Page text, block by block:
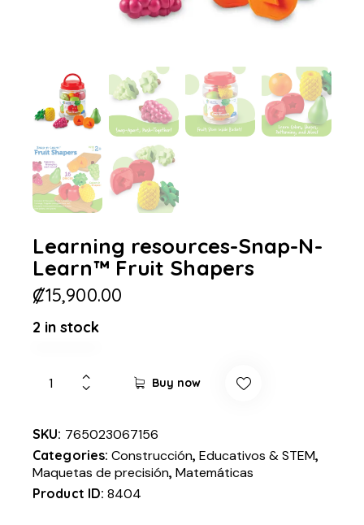
Learning resources-Snap-N-
Learn™ Fruit Shapers
₡15,900.00
2 in stock
Buy now
SKU: 765023067156
Categories:Construcción,Educativos & STEM,
Maquetas de precisión,Matemáticas
Product ID:8404